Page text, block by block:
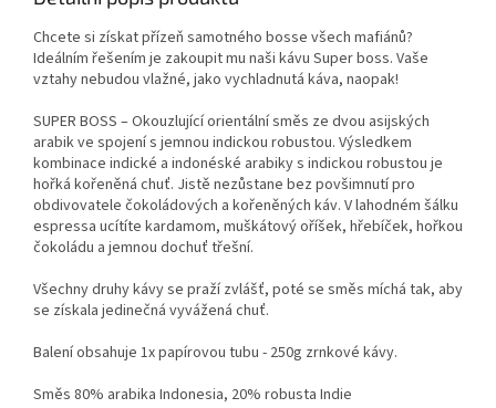
Chcete si získat přízeň samotného bosse všech mafiánů?
Ideálním řešením je zakoupit mu naši kávu Super boss. Vaše
vztahy nebudou vlažné, jako vychladnutá káva, naopak!
SUPER BOSS – Okouzlující orientální směs ze dvou asijských
arabik ve spojení s jemnou indickou robustou. Výsledkem
kombinace indické a indonéské arabiky s indickou robustou je
hořká kořeněná chuť. Jistě nezůstane bez povšimnutí pro
obdivovatele čokoládových a kořeněných káv. V lahodném šálku
espressa ucítíte kardamom, muškátový oříšek, hřebíček, hořkou
čokoládu a jemnou dochuť třešní.
Všechny druhy kávy se praží zvlášť, poté se směs míchá tak, aby
se získala jedinečná vyvážená chuť.
Balení obsahuje 1x papírovou tubu - 250g zrnkové kávy.
Směs 80% arabika Indonesia, 20% robusta Indie